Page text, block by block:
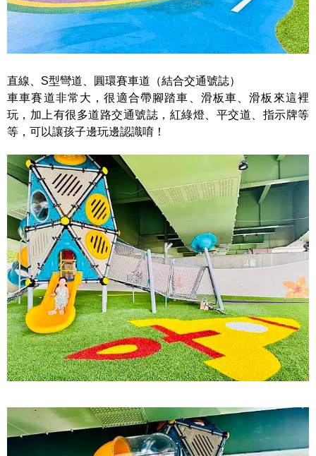
直線、S型彎道、圓環賽車道（結合交通號誌）
車車賽道非常大，很適合帶腳踏車、滑板車、滑板來這裡
玩，加上有很多道路交通號誌，紅綠燈、平交道、指示牌等
等，可以讓孩子邊玩邊認識唷！